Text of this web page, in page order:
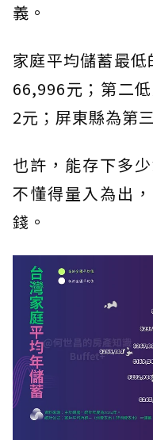
義。
家庭平均儲蓄最
66,996元；第二
2元；屏東縣為第
也許，能存下多
不懂得量入為出
錢。